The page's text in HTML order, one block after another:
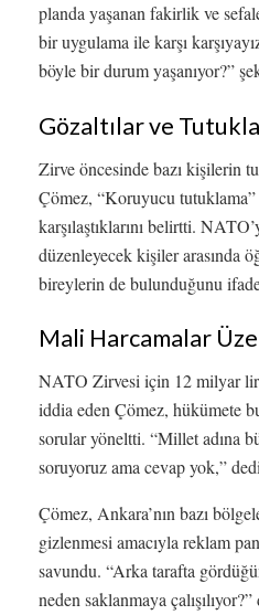
planda yaşanan fakirlik ve
bir uygulama ile karşı
böyle bir durum yaşanıyor?”
Gözaltılar ve
Zirve öncesinde bazı kişilerin
Çömez, “Koruyucu
karşılaştıklarını belirtti.
düzenleyecek kişiler arasında
bireylerin de bulunduğunu
Mali Harcamalar
NATO Zirvesi için 12 milyar
iddia eden Çömez, hükümete
sorular yöneltti. “Millet adına
soruyoruz ama cevap yok,”
Çömez, Ankara’nın bazı
gizlenmesi amacıyla reklam
savundu. “Arka tarafta
neden saklanmaya